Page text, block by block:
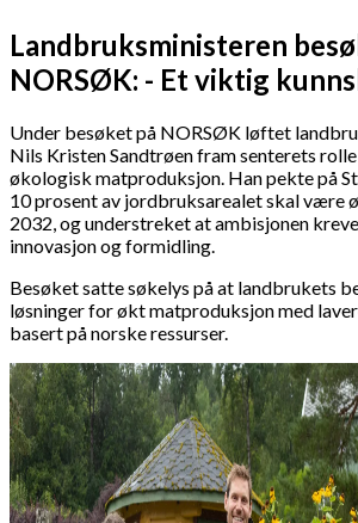
Landbruksministeren
NORSØK: - Et viktig
Under besøket på NORSØK løftet
Nils Kristen Sandtrøen fram senterets
økologisk matproduksjon. Han pekte på
10 prosent av jordbruksarealet skal være
2032, og understreket at ambisjonen
innovasjon og formidling.
Besøket satte søkelys på at landbrukets
løsninger for økt matproduksjon med
basert på norske ressurser.